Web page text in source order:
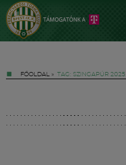
FŐOLDAL » TAG: SZINGAPÚR 2025